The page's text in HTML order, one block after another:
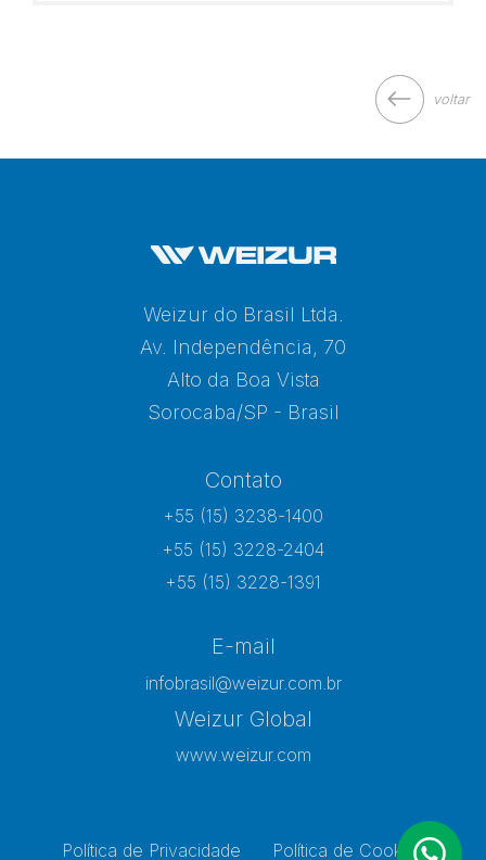
voltar
Weizur do Brasil Ltda.
Av. Independência, 70
Alto da Boa Vista
Sorocaba/SP - Brasil
Contato
+55 (15) 3238-1400
+55 (15) 3228-2404
+55 (15) 3228-1391
E-mail
infobrasil@weizur.com.br
Weizur Global
www.weizur.com
Política de Privacidade Política de Cookies